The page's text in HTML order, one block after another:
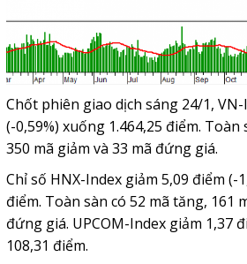
Chốt phiên giao dịch sáng 24/1,
(-0,59%) xuống 1.464,25 điểm. Toàn
350 mã giảm và 33 mã đứng giá.
Chỉ số HNX-Index giảm 5,09 điểm (-
điểm. Toàn sàn có 52 mã tăng, 161
đứng giá. UPCOM-Index giảm 1,37
108,31 điểm.